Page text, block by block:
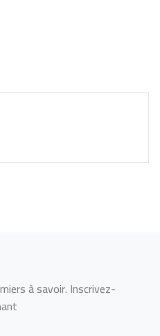
à savoir. Inscrivez-